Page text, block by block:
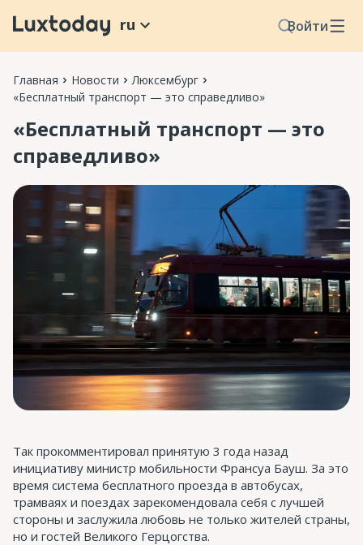
Войти
ru
Главная Новости
Люксембург
«Бесплатный транспорт — это справедливо»
«Бесплатный транспорт — это
справедливо»
Так прокомментировал принятую 3 года назад
инициативу министр мобильности Франсуа Бауш. За это
время система бесплатного проезда в автобусах,
трамваях и поездах зарекомендовала себя с лучшей
стороны и заслужила любовь не только жителей страны,
но и гостей Великого Герцогства.